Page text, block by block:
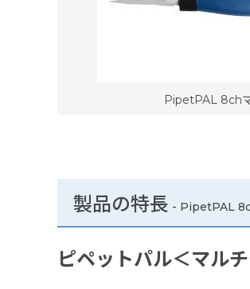
PipetPAL 8ch
製品の特長 - PipetPAL
ピペットパル＜マル